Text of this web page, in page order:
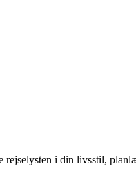
i din livsstil,